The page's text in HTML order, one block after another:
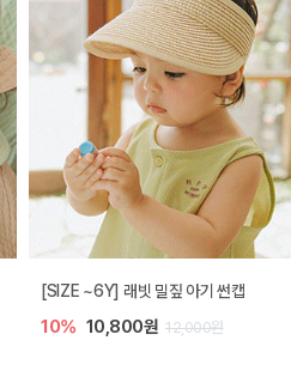
[SIZE ~6Y] 래빗 밀짚 아기 썬캡
10% 10,800원 12,000원